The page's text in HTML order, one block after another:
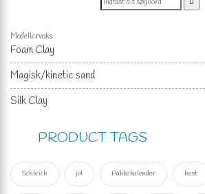
Modellervoks
Foam Clay
Magisk/kinetic sand
Silk Clay
PRODUCT TAGS
Schleich jul Pakkekalender hest